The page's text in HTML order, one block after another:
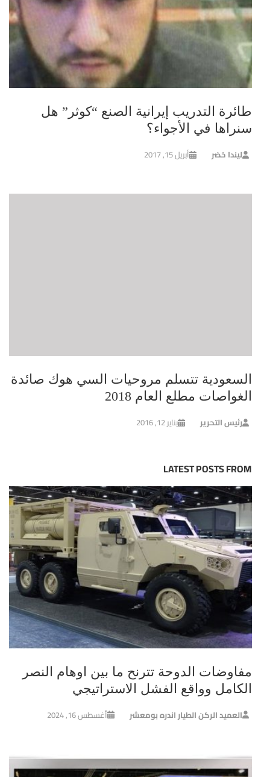
طائرة التدريب إيرانية الصنع “كوثر” هل
سنراها في الأجواء؟
ليندا خضر أبريل 15, 2017
السعودية تتسلم مروحيات السي هوك صائدة
الغواصات مطلع العام 2018
رئيس التحرير يناير 12, 2016
LATEST POSTS FROM
مفاوضات الدوحة تترنح ما بين اوهام النصر
الكامل وواقع الفشل الاستراتيجي
العميد الركن الطيار اندره بومعشر أغسطس 16, 2024